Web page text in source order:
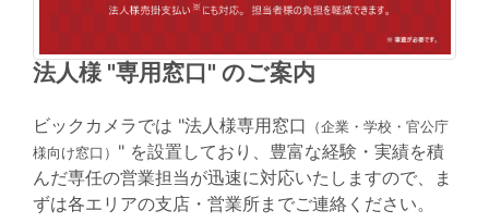
法人様 "専用窓口" のご案内
ビックカメラでは "法人様専用窓口
（企業・学校・官公庁
様向け窓口） " を設置しており、豊富な経験・実績を積
んだ専任の営業担当が迅速に対応いたしますので、ま
ずは各エリアの支店・営業所までご連絡ください。